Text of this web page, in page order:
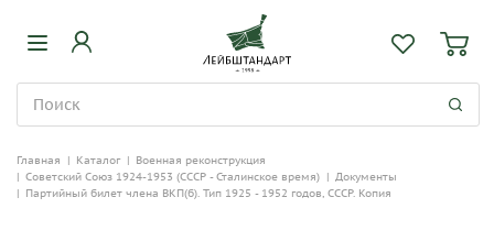
Главная | Каталог | Военная реконструкция
| Советский Союз 1924-1953 (СССР - Сталинское время) | Документы
| Партийный билет члена ВКП(б). Тип 1925 - 1952 годов, СССР. Копия